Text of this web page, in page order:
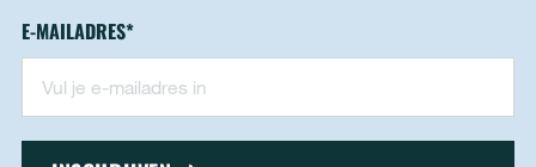
Nieuwsbrief - footer
" geeft vereiste velden aan
E-MAILADRES*